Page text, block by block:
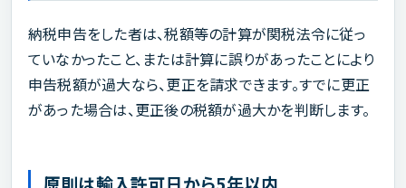
納税申告をした者は、税額等の計算が関税法令に従っ
ていなかったこと、または計算に誤りがあったことにより
申告税額が過大なら、更正を請求できます。すでに更正
があった場合は、更正後の税額が過大かを判断します。